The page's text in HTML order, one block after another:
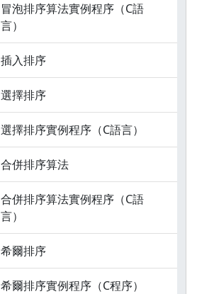
冒泡排序算法實例程序（C語
言）
插入排序
選擇排序
選擇排序實例程序（C語言）
合併排序算法
合併排序算法實例程序（C語
言）
希爾排序
希爾排序實例程序（C程序）